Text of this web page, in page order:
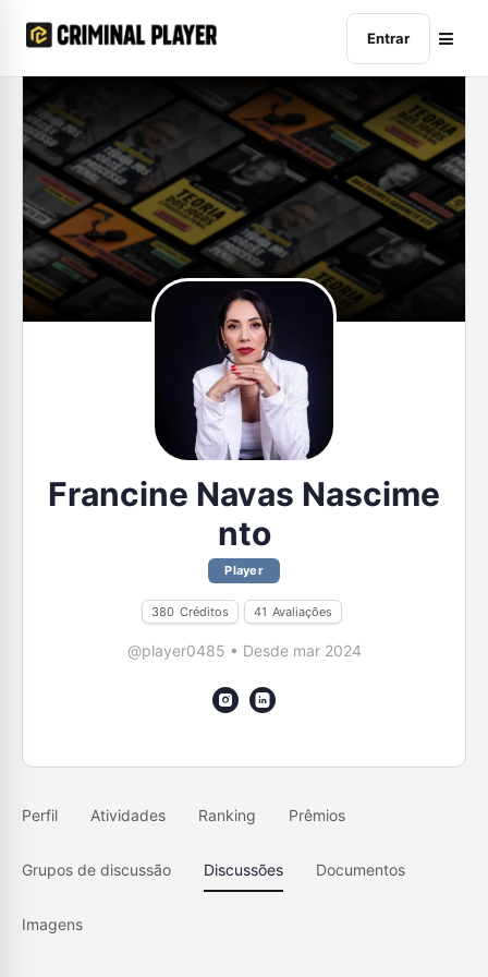
Entrar
Francine Navas Nascime
nto
Player
380 Créditos 41 Avaliações
@player0485 • Desde mar 2024
Perfil Atividades Ranking Prêmios
Grupos de discussão Discussões Documentos
Imagens